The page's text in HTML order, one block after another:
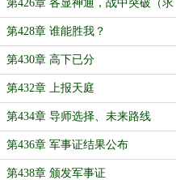
第426章 各显神通，战中突破（求
月票）
第428章 谁能胜我？
第430章 高下已分
第432章 上报天庭
第434章 导师选择、未来路线
第436章 军事证结果公布
第438章 颁发军事证